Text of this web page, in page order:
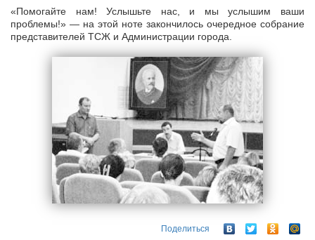
«Помогайте нам! Услышьте нас, и мы услышим ваши
проблемы!» — на этой ноте закончилось очередное собрание
представителей ТСЖ и Администрации города.
Поделиться